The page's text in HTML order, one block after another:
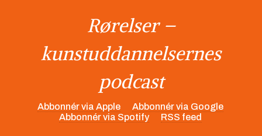
Rørelser –
kunstuddannelsernes
podcast
Abbonnér via Apple
Abbonnér via Google
Abbonnér via Spotify
RSS feed